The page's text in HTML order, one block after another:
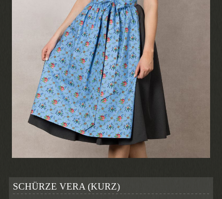
SCHÜRZE VERA (KURZ)